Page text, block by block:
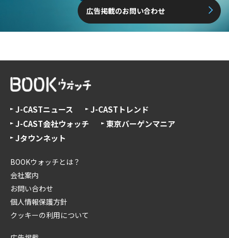
広告掲載のお問い合わせ
J-CASTニュース
J-CASTトレンド
J-CAST会社ウォッチ
東京バーゲンマニア
Jタウンネット
BOOKウォッチとは？
会社案内
お問い合わせ
個人情報保護方針
クッキーの利用について